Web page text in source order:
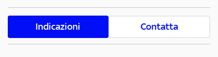
Indicazioni Contatta